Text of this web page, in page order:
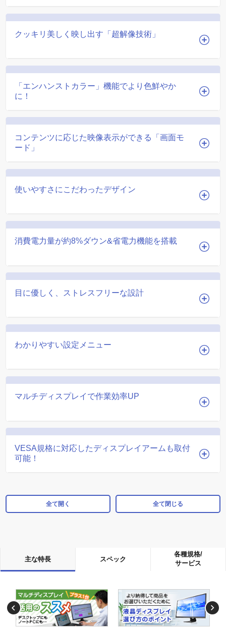
クッキリ美しく映し出す「超解像技術」
「エンハンストカラー」機能でより色鮮やか
に！
コンテンツに応じた映像表示ができる「画面モ
ード」
使いやすさにこだわったデザイン
消費電力量が約8%ダウン&省電力機能を搭載
目に優しく、ストレスフリーな設計
わかりやすい設定メニュー
マルチディスプレイで作業効率UP
VESA規格に対応したディスプレイアームも取付
可能！
全て開く 全て閉じる
主な特長 スペック
各種規格/
サービス